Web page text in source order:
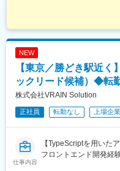
NEW
【東京／勝どき駅近
ックリード候補）◆転
株式会社VRAIN Solution
正社員 転勤なし 上場企業
仕事内容
【TypeScriptを用いた
フロントエンド開発経